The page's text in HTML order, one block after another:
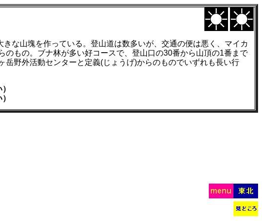
な山塊を作っている。登山道は数多いが、交通の便は悪く、マイカ
もの。ブナ林が多い好コースで、登山口の30番から山頂の1番まで
野外活動センターと定義(じょうげ)からのものでいずれも長い行